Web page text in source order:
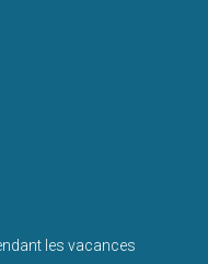
les vacances